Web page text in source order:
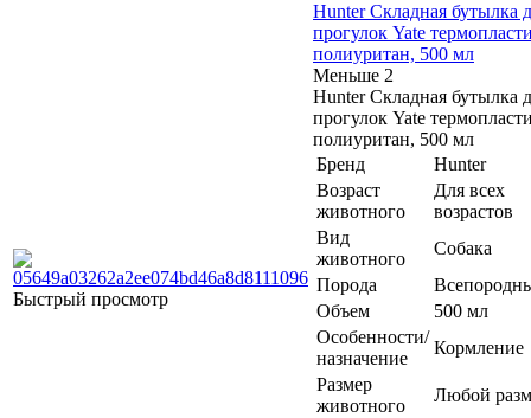
Быстрый просмотр
Hunter Складная бутылка
прогулок Yate
полиуритан, 500 мл
Меньше 2
Hunter Складная бутылка
прогулок Yate
полиуритан, 500 мл
Бренд
Hunter
Возраст
животного
Для всех
возрастов
Вид
животного
Собака
Порода
Объем
500 мл
Особенности/
назначение
Кормление
Размер
животного
Любой